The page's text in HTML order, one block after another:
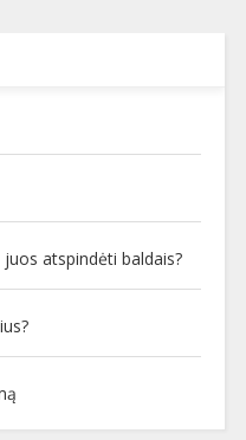
atspindėti baldais?